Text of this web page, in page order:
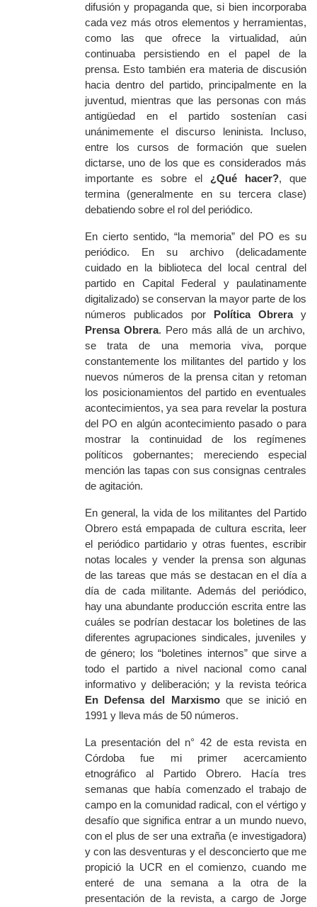
difusión y propaganda que, si bien incorporaba
cada vez más otros elementos y herramientas,
como las que ofrece la virtualidad, aún
continuaba persistiendo en el papel de la
prensa. Esto también era materia de discusión
hacia dentro del partido, principalmente en la
juventud, mientras que las personas con más
antigüedad en el partido sostenían casi
unánimemente el discurso leninista. Incluso,
entre los cursos de formación que suelen
dictarse, uno de los que es considerados más
importante es sobre el ¿Qué hacer?, que
termina (generalmente en su tercera clase)
debatiendo sobre el rol del periódico.
En cierto sentido, “la memoria” del PO es su
periódico. En su archivo (delicadamente
cuidado en la biblioteca del local central del
partido en Capital Federal y paulatinamente
digitalizado) se conservan la mayor parte de los
números publicados por Política Obreray
Prensa Obrera. Pero más allá de un archivo,
se trata de una memoria viva, porque
constantemente los militantes del partido y los
nuevos números de la prensa citan y retoman
los posicionamientos del partido en eventuales
acontecimientos, ya sea para revelar la postura
del PO en algún acontecimiento pasado o para
mostrar la continuidad de los regímenes
políticos gobernantes; mereciendo especial
mención las tapas con sus consignas centrales
de agitación.
En general, la vida de los militantes del Partido
Obrero está empapada de cultura escrita, leer
el periódico partidario y otras fuentes, escribir
notas locales y vender la prensa son algunas
de las tareas que más se destacan en el día a
día de cada militante. Además del periódico,
hay una abundante producción escrita entre las
cuáles se podrían destacar los boletines de las
diferentes agrupaciones sindicales, juveniles y
de género; los “boletines internos” que sirve a
todo el partido a nivel nacional como canal
informativo y deliberación; y la revista teórica
En Defensa del Marxismo que se inició en
1991 y lleva más de 50 números.
La presentación del n° 42 de esta revista en
Córdoba fue mi primer acercamiento
etnográfico al Partido Obrero. Hacía tres
semanas que había comenzado el trabajo de
campo en la comunidad radical, con el vértigo y
desafío que significa entrar a un mundo nuevo,
con el plus de ser una extraña (e investigadora)
y con las desventuras y el desconcierto que me
propició la UCR en el comienzo, cuando me
enteré de una semana a la otra de la
presentación de la revista, a cargo de Jorge